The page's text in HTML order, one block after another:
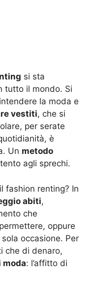
si sta
tutto il mondo. Si
la moda e
vestiti, che si
per serate
è
Un metodo
agli sprechi.
fashion renting? In
abiti,
che
oppure
occasione. Per
che di denaro,
moda: l’affitto di